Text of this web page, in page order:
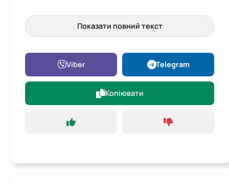
Показати повний текст
Viber Telegram
Копіювати